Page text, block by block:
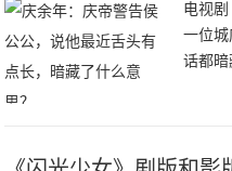
电视
一位
话都
一句